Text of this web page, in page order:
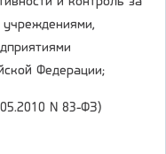
учреждениями,
Федерации;
N 83-ФЗ)